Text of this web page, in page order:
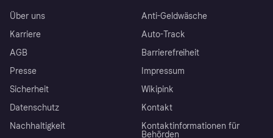
Über uns
Karriere
AGB
Presse
Sicherheit
Datenschutz
Nachhaltigkeit
Anti-Geldwäsche
Auto-Track
Barrierefreiheit
Impressum
Wikipink
Kontakt
Kontaktinformationen für
Behörden